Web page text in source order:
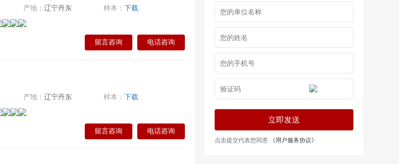
立即发送
点击提交代表您同意 《用户服务协议》
产地： 辽宁丹东 样本： 下载
留言咨询 电话咨询
产地： 辽宁丹东 样本： 下载
留言咨询 电话咨询